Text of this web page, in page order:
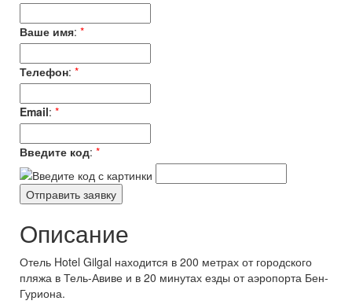
Ваше имя: *
Телефон: *
Email: *
Введите код: *
Описание
Отель Hotel Gilgal находится в 200 метрах от городского
пляжа в Тель-Авиве и в 20 минутах езды от аэропорта Бен-
Гуриона.